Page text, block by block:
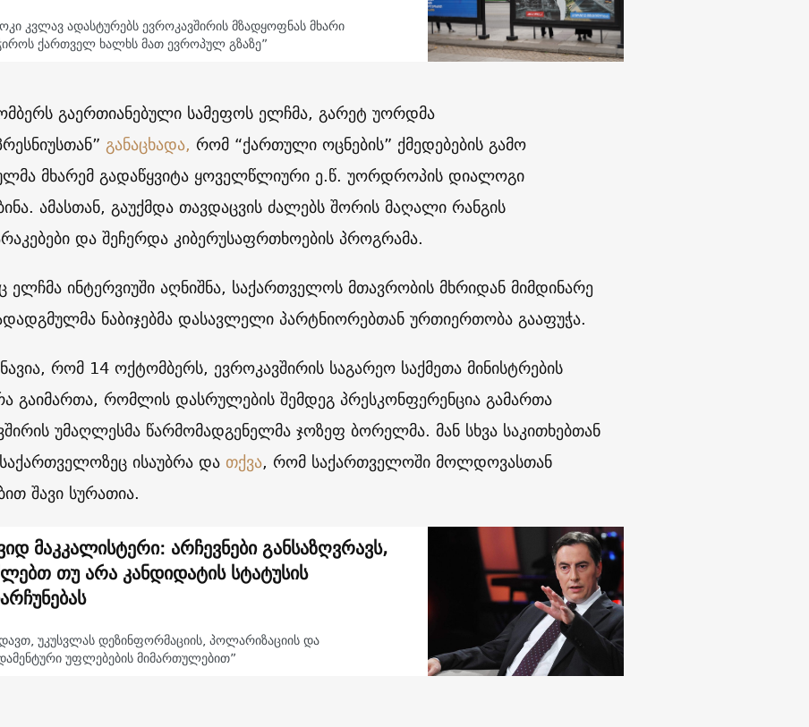
კვლავ ადასტურებს ევროკავშირის მზადყოფნას მხარი
ქართველ ხალხს მათ ევროპულ გზაზე”
გაერთიანებული სამეფოს ელჩმა, გარეტ უორდმა
განაცხადა, რომ “ქართული ოცნების” ქმედებების გამო
მხარემ გადაწყვიტა ყოველწლიური ე.წ. უორდროპის დიალოგი
ამასთან, გაუქმდა თავდაცვის ძალებს შორის მაღალი რანგის
და შეჩერდა კიბერუსაფრთხოების პროგრამა.
ინტერვიუში აღნიშნა, საქართველოს მთავრობის მხრიდან მიმდინარე
ნაბიჯებმა დასავლელი პარტნიორებთან ურთიერთობა გააფუჭა.
რომ 14 ოქტომბერს, ევროკავშირის საგარეო საქმეთა მინისტრების
გაიმართა, რომლის დასრულების შემდეგ პრესკონფერენცია გამართა
უმაღლესმა წარმომადგენელმა ჯოზეფ ბორელმა. მან სხვა საკითხებთან
ისაუბრა და თქვა, რომ საქართველოში მოლდოვასთან
შავი სურათია.
მაკკალისტერი: არჩევნები განსაზღვრავს,
თუ არა კანდიდატის სტატუსის
უკუსვლას დეზინფორმაციის, პოლარიზაციის და
უფლებების მიმართულებით”